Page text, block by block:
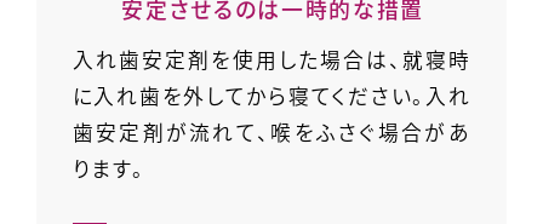
安定させるのは一時的な措置
入れ歯安定剤を使用した場合は、就寝時
に入れ歯を外してから寝てください。入れ
歯安定剤が流れて、喉をふさぐ場合があ
ります。